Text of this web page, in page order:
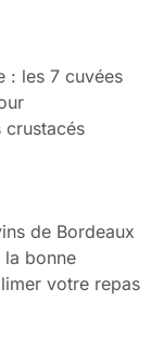
: les 7 cuvées
crustacés
de Bordeaux
bonne
votre repas